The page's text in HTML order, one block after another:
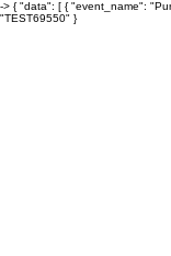
-> { "data": [ { "event_name":
"TEST69550" }